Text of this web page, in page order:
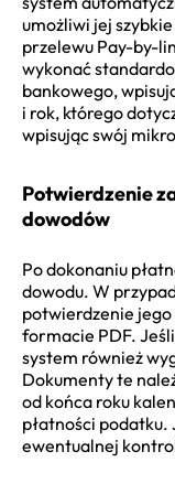
umożliwi jej
przelewu Pay-by-
wykonać
bankowego,
i rok, którego
wpisując swój
Potwierdzenie
dowodów
Po dokonaniu
dowodu. W
potwierdzenie
formacie PDF.
system również
Dokumenty te
od końca roku
płatności
ewentualnej